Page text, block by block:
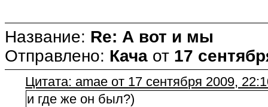
Название: Re: А вот и мы
Отправлено: Кача от 17
Цитата: amae от 17 сентября 2009,
и где же он был?)